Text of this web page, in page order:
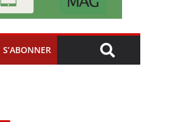
S’ABONNER